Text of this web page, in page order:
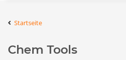
Startseite
Chem Tools